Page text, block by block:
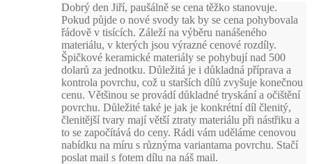
Dobrý den Jiří, paušálně se cena těžko stanovuje.
Pokud půjde o nové svody tak by se cena pohybovala
řádově v tisících. Záleží na výběru nanášeného
materiálu, v kterých jsou výrazné cenové rozdíly.
Špičkové keramické materiály se pohybují nad 500
dolarů za jednotku. Důležitá je i důkladná příprava a
kontrola povrchu, což u starších dílů zvyšuje konečnou
cenu. Většinou se provádí důkladné tryskání a očištění
povrchu. Důležité také je jak je konkrétní díl členitý,
členitější tvary mají větší ztraty materiálu při nástřiku a
to se započítává do ceny. Rádi vám uděláme cenovou
nabídku na míru s různýma variantama povrchu. Stačí
poslat mail s fotem dílu na náš mail.